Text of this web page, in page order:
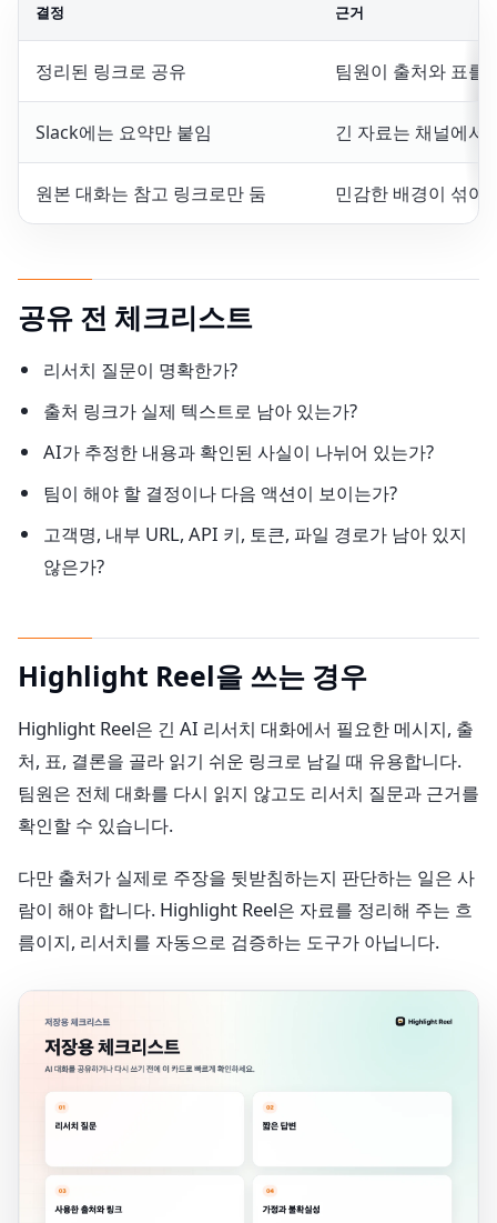
결정 근거
정리된 링크로 공유 팀원이 출처와 표를
Slack에는 요약만 붙임 긴 자료는 채널에서
원본 대화는 참고 링크로만 둠 민감한 배경이 섞여
공유 전 체크리스트
리서치 질문이 명확한가?
출처 링크가 실제 텍스트로 남아 있는가?
AI가 추정한 내용과 확인된 사실이 나뉘어 있는가?
팀이 해야 할 결정이나 다음 액션이 보이는가?
고객명, 내부 URL, API 키, 토큰, 파일 경로가 남아 있지
않은가?
Highlight Reel을 쓰는 경우
Highlight Reel은 긴 AI 리서치 대화에서 필요한 메시지, 출
처, 표, 결론을 골라 읽기 쉬운 링크로 남길 때 유용합니다.
팀원은 전체 대화를 다시 읽지 않고도 리서치 질문과 근거를
확인할 수 있습니다.
다만 출처가 실제로 주장을 뒷받침하는지 판단하는 일은 사
람이 해야 합니다. Highlight Reel은 자료를 정리해 주는 흐
름이지, 리서치를 자동으로 검증하는 도구가 아닙니다.